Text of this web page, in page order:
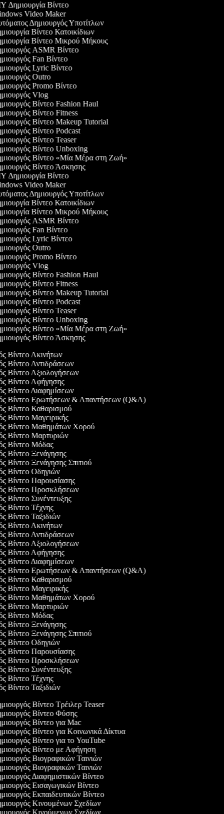
Δημιουργία Βίντεο
Video Maker
Δημιουργός Υποτίτλων
Βίντεο Κατοικίδιων
Βίντεο Μικρού Μήκους
ASMR Βίντεο
Fan Βίντεο
Lyric Βίντεο
Outro
Promo Βίντεο
Vlog
Βίντεο Fashion Haul
Βίντεο Fitness
Βίντεο Makeup Tutorial
Βίντεο Podcast
Βίντεο Teaser
Βίντεο Unboxing
Βίντεο «Μία Μέρα στη Ζωή»
Βίντεο Άσκησης
Δημιουργία Βίντεο
Video Maker
Δημιουργός Υποτίτλων
Βίντεο Κατοικίδιων
Βίντεο Μικρού Μήκους
ASMR Βίντεο
Fan Βίντεο
Lyric Βίντεο
Outro
Promo Βίντεο
Vlog
Βίντεο Fashion Haul
Βίντεο Fitness
Βίντεο Makeup Tutorial
Βίντεο Podcast
Βίντεο Teaser
Βίντεο Unboxing
Βίντεο «Μία Μέρα στη Ζωή»
Βίντεο Άσκησης
Βίντεο Ακινήτων
Βίντεο Αντιδράσεων
Βίντεο Αξιολογήσεων
Βίντεο Αφήγησης
Βίντεο Διαφημίσεων
Βίντεο Ερωτήσεων & Απαντήσεων (Q&A)
Βίντεο Καθαρισμού
Βίντεο Μαγειρικής
Βίντεο Μαθημάτων Χορού
Βίντεο Μαρτυριών
Βίντεο Μόδας
Βίντεο Ξενάγησης
Βίντεο Ξενάγησης Σπιτιού
Βίντεο Οδηγιών
Βίντεο Παρουσίασης
Βίντεο Προσκλήσεων
Βίντεο Συνέντευξης
Βίντεο Τέχνης
Βίντεο Ταξιδιών
Βίντεο Ακινήτων
Βίντεο Αντιδράσεων
Βίντεο Αξιολογήσεων
Βίντεο Αφήγησης
Βίντεο Διαφημίσεων
Βίντεο Ερωτήσεων & Απαντήσεων (Q&A)
Βίντεο Καθαρισμού
Βίντεο Μαγειρικής
Βίντεο Μαθημάτων Χορού
Βίντεο Μαρτυριών
Βίντεο Μόδας
Βίντεο Ξενάγησης
Βίντεο Ξενάγησης Σπιτιού
Βίντεο Οδηγιών
Βίντεο Παρουσίασης
Βίντεο Προσκλήσεων
Βίντεο Συνέντευξης
Βίντεο Τέχνης
Βίντεο Ταξιδιών
Βίντεο Τρέιλερ Teaser
Βίντεο Φύσης
Βίντεο για Mac
Βίντεο για Κοινωνικά Δίκτυα
Βίντεο για το YouTube
Βίντεο με Αφήγηση
Βιογραφικών Ταινιών
Βιογραφικών Ταινιών
Διαφημιστικών Βίντεο
Εισαγωγικών Βίντεο
Εκπαιδευτικών Βίντεο
Κινουμένων Σχεδίων